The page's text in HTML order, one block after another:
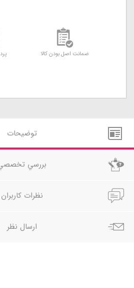
ضمانت اصل بودن کالا
توضيحات
بررسي
نظرات کاربران
ارسال نظر